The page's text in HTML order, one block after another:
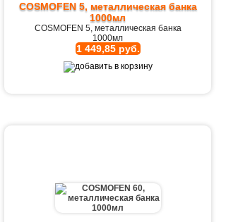
COSMOFEN 5, металлическая банка
1000мл
COSMOFEN 5, металлическая банка
1000мл
1 449,85 руб.